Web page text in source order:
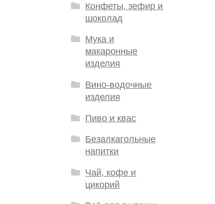
Конфеты, зефир и
шоколад
Мука и
макаронные
изделия
Вино-водочные
изделия
Пиво и квас
Безалкагольные
напитки
Чай, кофе и
цикорий